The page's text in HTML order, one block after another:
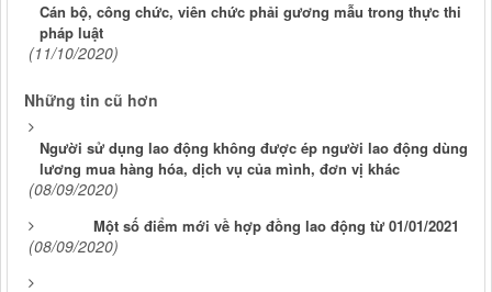
Cán bộ, công chức, viên chức phải gương mẫu trong thực thi
pháp luật
(11/10/2020)
Những tin cũ hơn
Người sử dụng lao động không được ép người lao động dùng
lương mua hàng hóa, dịch vụ của mình, đơn vị khác
(08/09/2020)
Một số điểm mới về hợp đồng lao động từ 01/01/2021
(08/09/2020)